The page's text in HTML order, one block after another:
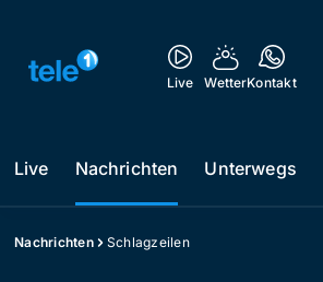
Live WetterKontakt
Live Nachrichten Unterwegs
Nachrichten Schlagzeilen